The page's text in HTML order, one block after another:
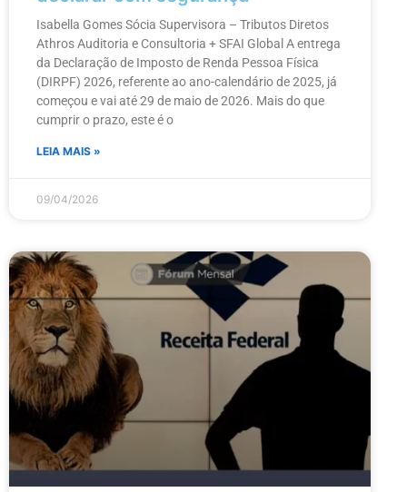
Isabella Gomes Sócia Supervisora – Tributos Diretos
Athros Auditoria e Consultoria + SFAI Global A entrega
da Declaração de Imposto de Renda Pessoa Física
(DIRPF) 2026, referente ao ano-calendário de 2025, já
começou e vai até 29 de maio de 2026. Mais do que
cumprir o prazo, este é o
LEIA MAIS »
09/04/2026